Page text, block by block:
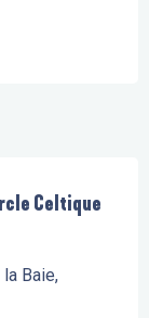
Celtique
Baie,